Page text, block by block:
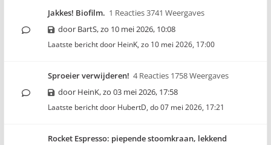
Jakkes! Biofilm. 1 Reacties 3741 Weergaves
door BartS,zo 10 mei 2026, 10:08
Laatste bericht door HeinK, zo 10 mei 2026, 17:00
Sproeier verwijderen! 4 Reacties 1758 Weergaves
door HeinK,zo 03 mei 2026, 17:58
Laatste bericht door HubertD, do 07 mei 2026, 17:21
Rocket Espresso: piepende stoomkraan, lekkend